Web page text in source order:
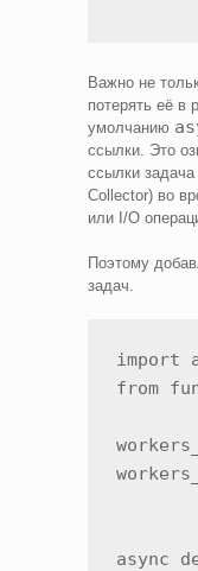
Важно не
потерять её в
умолчанию
ссылки. Это
ссылки
Collector) во
или I/O
Поэтому
задач.
import
from
async